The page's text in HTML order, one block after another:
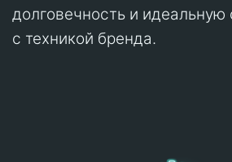
долговечность и
с техникой бренда.